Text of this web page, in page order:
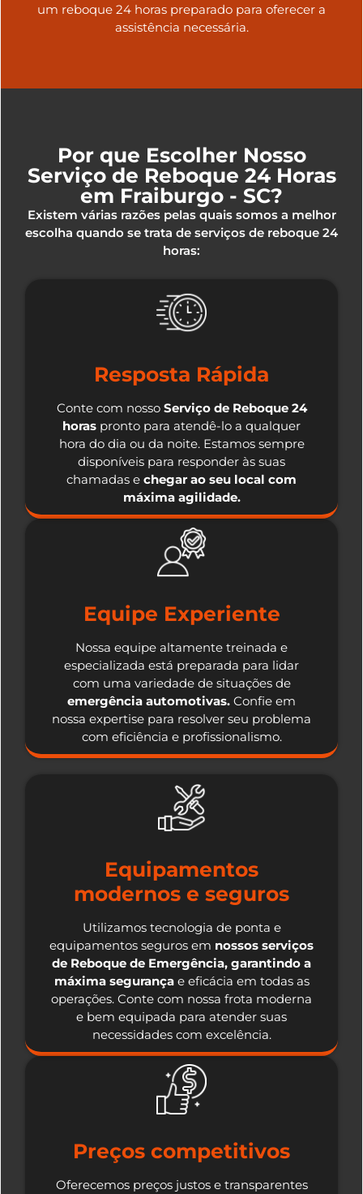
um reboque 24 horas preparado para oferecer a
assistência necessária.
Por que Escolher Nosso
Serviço de Reboque 24 Horas
em Fraiburgo - SC?
Existem várias razões pelas quais somos a melhor
escolha quando se trata de serviços de reboque 24
horas:
Resposta Rápida
Conte com nosso Serviço de Reboque 24
horas pronto para atendê-lo a qualquer
hora do dia ou da noite. Estamos sempre
disponíveis para responder às suas
chamadas e chegar ao seu local com
máxima agilidade.
Equipe Experiente
Nossa equipe altamente treinada e
especializada está preparada para lidar
com uma variedade de situações de
emergência automotivas. Confie em
nossa expertise para resolver seu problema
com eficiência e profissionalismo.
Equipamentos
modernos e seguros
Utilizamos tecnologia de ponta e
equipamentos seguros em nossos serviços
de Reboque de Emergência, garantindo a
máxima segurançae eficácia em todas as
operações. Conte com nossa frota moderna
e bem equipada para atender suas
necessidades com excelência.
Preços competitivos
Oferecemos preços justos e transparentes